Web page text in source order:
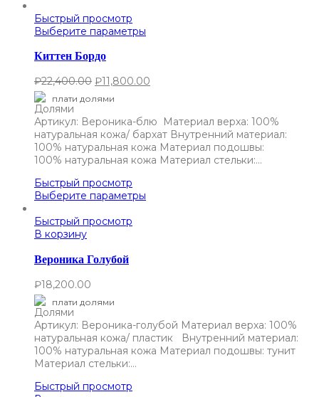
Быстрый просмотр
Выберите параметры
Киттен Бордо
₽22,400.00 ₽11,800.00
плати долями
Артикул: Вероника-блю Материал верха: 100%
натуральная кожа/ бархат Внутренний материал:
100% натуральная кожа Материал подошвы:
100% натуральная кожа Материал стельки:…
Быстрый просмотр
Выберите параметры
Быстрый просмотр
В корзину
Вероника Голубой
₽18,200.00
плати долями
Артикул: Вероника-голубой Материал верха: 100%
натуральная кожа/ пластик Внутренний материал:
100% натуральная кожа Материал подошвы: тунит
Материал стельки:…
Быстрый просмотр